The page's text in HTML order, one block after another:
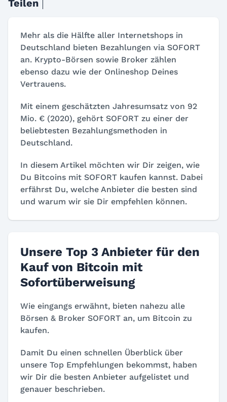
Teilen
Mehr als die Hälfte aller Internetshops in
Deutschland bieten Bezahlungen via SOFORT
an. Krypto-Börsen sowie Broker zählen
ebenso dazu wie der Onlineshop Deines
Vertrauens.
Mit einem geschätzten Jahresumsatz von 92
Mio. € (2020), gehört SOFORT zu einer der
beliebtesten Bezahlungsmethoden in
Deutschland.
In diesem Artikel möchten wir Dir zeigen, wie
Du Bitcoins mit SOFORT kaufen kannst. Dabei
erfährst Du, welche Anbieter die besten sind
und warum wir sie Dir empfehlen können.
Unsere Top 3 Anbieter für den
Kauf von Bitcoin mit
Sofortüberweisung
Wie eingangs erwähnt, bieten nahezu alle
Börsen & Broker SOFORT an, um Bitcoin zu
kaufen.
Damit Du einen schnellen Überblick über
unsere Top Empfehlungen bekommst, haben
wir Dir die besten Anbieter aufgelistet und
genauer beschrieben.